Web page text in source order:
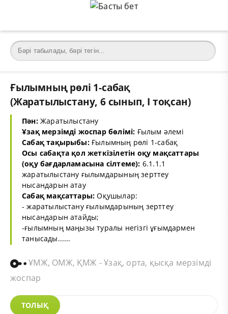
Ғылымның рөлі 1-сабақ
(Жаратылыстану, 6 сынып, I тоқсан)
Пән:Жаратылыстану
Ұзақ мерзімді жоспар бөлімі: Ғылым әлемі
Сабақ тақырыбы:Ғылымның рөлі 1-сабақ
Осы сабақта қол жеткізілетін оқу мақсаттары
(оқу бағдарламасына сілтеме): 6.1.1.1
жаратылыстану ғылымдарының зерттеу
нысандарын атау
Сабақ мақсаттары: Оқушылар:
- жаратылыстану ғылымдарының зерттеу
нысандарын атайды;
-ғылымның маңызы туралы негізгі ұғымдармен
танысады......
ҰМЖ, ОМЖ, ҚМЖ - Ұзақ, орта, қысқа мерзімді
жоспар
ТОЛЫҚ